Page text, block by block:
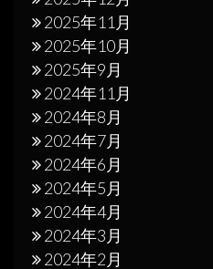
2025年11月
2025年10月
2025年9月
2024年11月
2024年8月
2024年7月
2024年6月
2024年5月
2024年4月
2024年3月
2024年2月